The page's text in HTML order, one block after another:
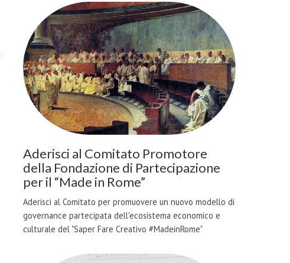
Aderisci al Comitato Promotore
della Fondazione di Partecipazione
per il “Made in Rome”
Aderisci al Comitato per promuovere un nuovo modello di
governance partecipata dell'ecosistema economico e
culturale del "Saper Fare Creativo #MadeinRome"